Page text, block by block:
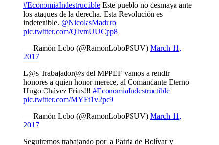
#EconomiaIndestructible Este pueblo no desmaya ante
los ataques de la derecha. Esta Revolución es
indetenible. @NicolasMaduro
pic.twitter.com/QIvmUUCpp8
— Ramón Lobo (@RamonLoboPSUV) March 11,
2017
L@s Trabajador@s del MPPEF vamos a rendir
honores a quien honor merece, al Comandante Eterno
Hugo Chávez Frías!!! #EconomiaIndestructible
pic.twitter.com/MYEt1v2pc9
— Ramón Lobo (@RamonLoboPSUV) March 11,
2017
Seguiremos trabajando por la Patria de Bolívar y